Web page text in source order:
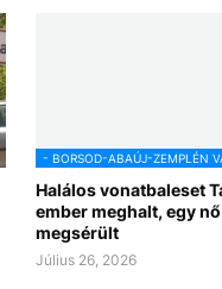
- BORSOD-ABAÚJ-ZEMPLÉN
Halálos vonatbaleset
ember meghalt, egy
megsérült
Július 26, 2026